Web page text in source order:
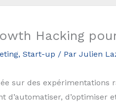
Hacking
, Start-up / Par Julien
sur des